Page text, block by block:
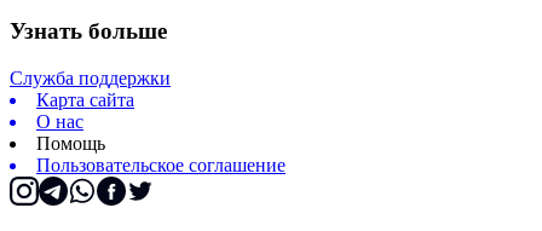
Узнать больше
Служба поддержки
Карта сайта
О нас
Помощь
Пользовательское соглашение